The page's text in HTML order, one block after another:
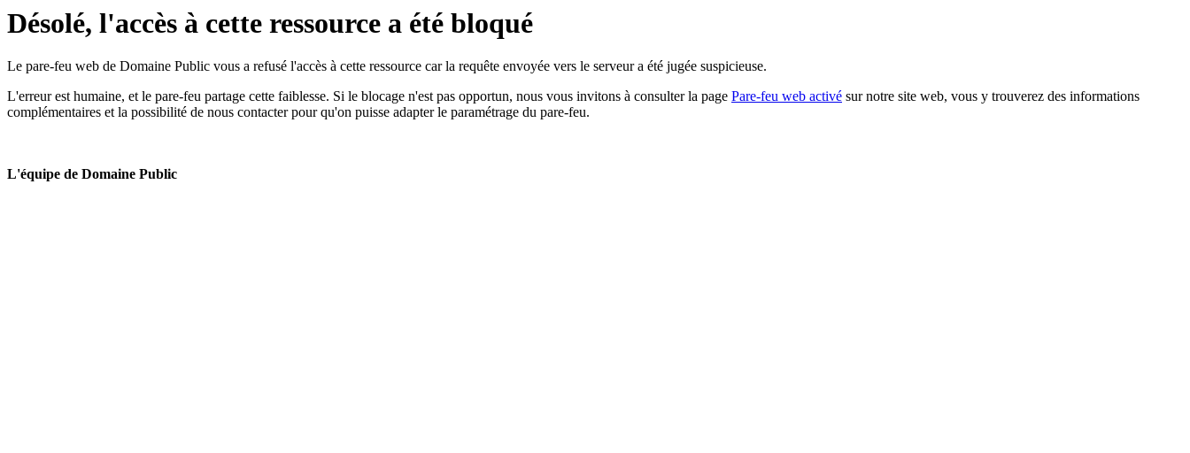
Désolé, l'accès à cette ressource a été bloqué
Le pare-feu web de Domaine Public vous a refusé l'accès à cette ressource car la requête envoyée vers le serveur a été jugée suspicieuse.
L'erreur est humaine, et le pare-feu partage cette faiblesse. Si le blocage n'est pas opportun, nous vous invitons à consulter la page Pare-feu web activé sur notre site web, vous y trouverez des informations
complémentaires et la possibilité de nous contacter pour qu'on puisse adapter le paramétrage du pare-feu.
L'équipe de Domaine Public